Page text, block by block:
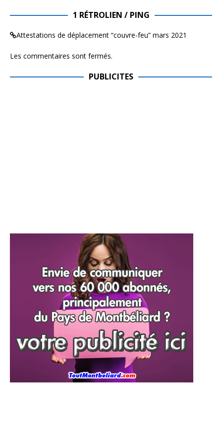
1 RÉTROLIEN / PING
Attestations de déplacement “couvre-feu” mars 2021
Les commentaires sont fermés.
PUBLICITES